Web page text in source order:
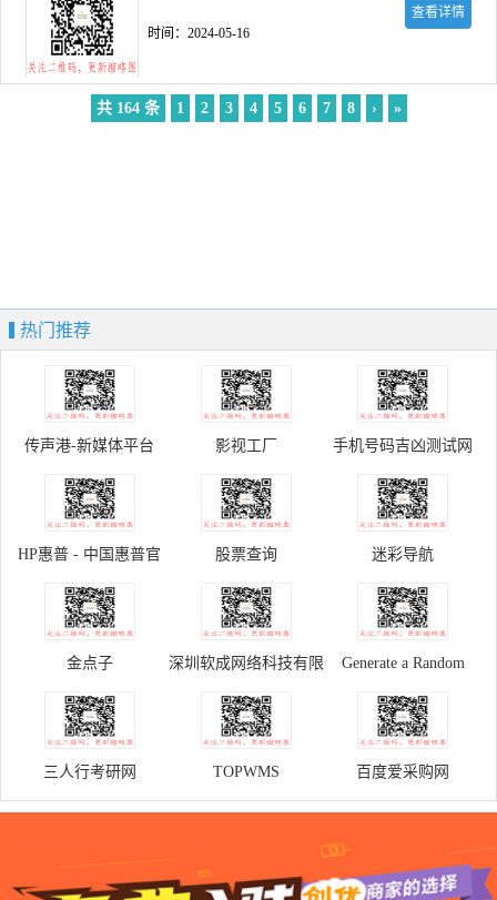
时间：2024-05-16
查看详情
共 164 条 1 2 3 4 5 6 7 8 › »
热门推荐
传声港-新媒体平台 影视工厂 手机号码吉凶测试网
HP惠普 - 中国惠普官
方商城
股票查询 迷彩导航
金点子 深圳软成网络科技有限
公司
Generate a Random
Name - Fake Name
三人行考研网
TOPWMS 百度爱采购网